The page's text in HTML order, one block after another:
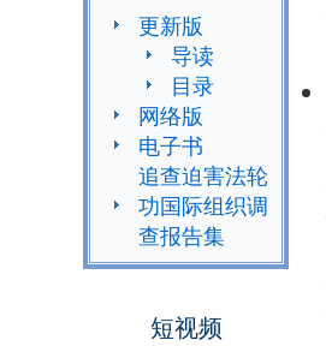
更新版
导读
目录
网络版
电子书
追查迫害法轮
功国际组织调
查报告集
短视频